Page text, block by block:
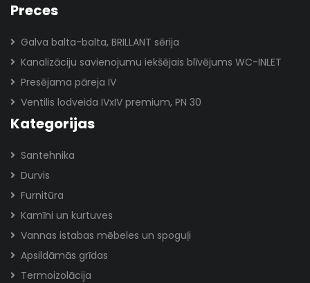
Preces
Galva balta-balta, BRILLANT sērija
Kanalizāciju savienojumu iekšējais blīvējums WC-INLET
Presējama pāreja IV
Ventilis lodveida IVxIV premium, PN 30
Kategorijas
Santehnika
Durvis
Furnitūra
Kamīni un kurtuves
Vannas istabas mēbeles un spoguļi
Apsildāmās grīdas
Termoizolācija